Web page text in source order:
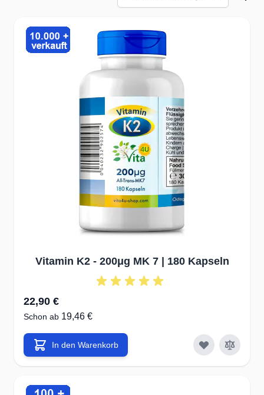
Vitamin K2 - 200μg MK 7 | 180 Kapseln
22,90 €
Schon ab 19,46 €
In den Warenkorb